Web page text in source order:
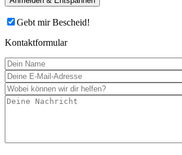
Gebt mir Bescheid!
Kontaktformular